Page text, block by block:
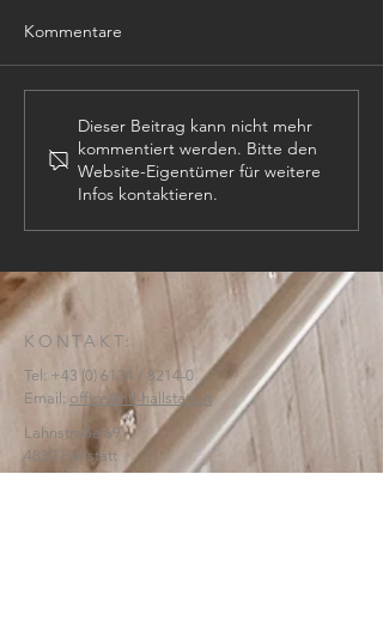
PROJEKTLEITER (m,w,d)
Kommentare
Dieser Beitrag kann nicht mehr
kommentiert werden. Bitte den
Website-Eigentümer für weitere
Infos kontaktieren.
KONTAKT:
Tel: +43 (0) 6134 / 8214-0
Email: office@htl-hallstatt.at
Lahnstraße 69
4830 Hallstatt